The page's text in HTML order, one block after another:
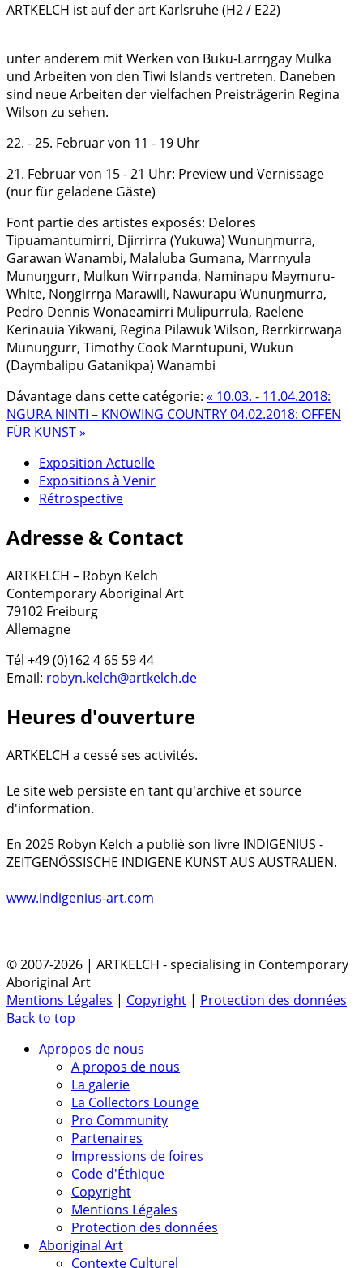
ARTKELCH ist auf der art Karlsruhe (H2 / E22)
unter anderem mit Werken von Buku-Larrŋgay Mulka
und Arbeiten von den Tiwi Islands vertreten. Daneben
sind neue Arbeiten der vielfachen Preisträgerin Regina
Wilson zu sehen.
22. - 25. Februar von 11 - 19 Uhr
21. Februar von 15 - 21 Uhr: Preview und Vernissage
(nur für geladene Gäste)
Font partie des artistes exposés: Delores
Tipuamantumirri, Djirrirra (Yukuwa) Wunuŋmurra,
Garawan Wanambi, Malaluba Gumana, Marrnyula
Munuŋgurr, Mulkun Wirrpanda, Naminapu Maymuru-
White, Noŋgirrŋa Marawili, Nawurapu Wunuŋmurra,
Pedro Dennis Wonaeamirri Mulipurrula, Raelene
Kerinauia Yikwani, Regina Pilawuk Wilson, Rerrkirrwaŋa
Munuŋgurr, Timothy Cook Marntupuni, Wukun
(Daymbalipu Gatanikpa) Wanambi
Dávantage dans cette catégorie: « 10.03. - 11.04.2018:
NGURA NINTI – KNOWING COUNTRY04.02.2018: OFFEN
FÜR KUNST »
Exposition Actuelle
Expositions à Venir
Rétrospective
Adresse & Contact
ARTKELCH – Robyn Kelch
Contemporary Aboriginal Art
79102 Freiburg
Allemagne
Tél +49 (0)162 4 65 59 44
Email: robyn.kelch@artkelch.de
Heures d'ouverture
ARTKELCH a cessé ses activités.
Le site web persiste en tant qu'archive et source
d'information.
En 2025 Robyn Kelch a publiè son livre INDIGENIUS -
ZEITGENÖSSISCHE INDIGENE KUNST AUS AUSTRALIEN.
www.indigenius-art.com
© 2007-2026 | ARTKELCH - specialising in Contemporary
Aboriginal Art
Mentions Légales | Copyright | Protection des données
Back to top
Apropos de nous
A propos de nous
La galerie
La Collectors Lounge
Pro Community
Partenaires
Impressions de foires
Code d'Éthique
Copyright
Mentions Légales
Protection des données
Aboriginal Art
Contexte Culturel